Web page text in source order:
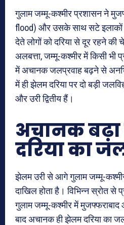
गुलाम जम्मू-कश्मीर प्रशासन ने
flood) और उसके साथ सटे इलाकों
देते लोगों को दरिया से दूर रहने की
अलबत्ता, जम्मू-कश्मीर में किसी भी
में अचानक जलप्रवाह बढ़ने से
में ही झेलम दरिया पर दो बड़ी
और उरी द्वितीय हैं।
अचानक
दरिया का
झेलम उरी से आगे गुलाम जम्मू-
दाखिल होता है। विभिन्न स्रोत से
गुलाम जम्मू-कश्मीर में मुजफ्फराबाद
बाद अचानक ही झेलम दरिया का